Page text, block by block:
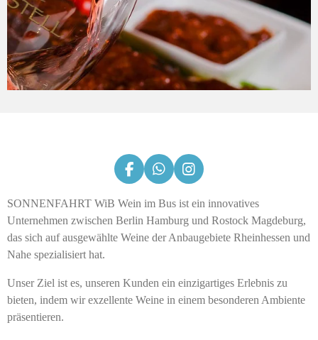
F
a
c
e
b
o
W
h
a
s
A
I
n
s
a
g
m
SONNENFAHRT WiB Wein im Bus ist ein innovatives
Unternehmen zwischen Berlin Hamburg und Rostock Magdeburg,
das sich auf ausgewählte Weine der Anbaugebiete Rheinhessen und
Nahe spezialisiert hat.
Unser Ziel ist es, unseren Kunden ein einzigartiges Erlebnis zu
bieten, indem wir exzellente Weine in einem besonderen Ambiente
präsentieren.